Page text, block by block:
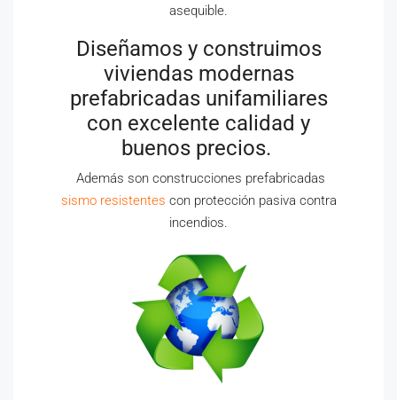
asequible.
Diseñamos y construimos
viviendas modernas
prefabricadas unifamiliares
con excelente calidad y
buenos precios.
Además son construcciones prefabricadas
sismo resistentes con protección pasiva contra
incendios.